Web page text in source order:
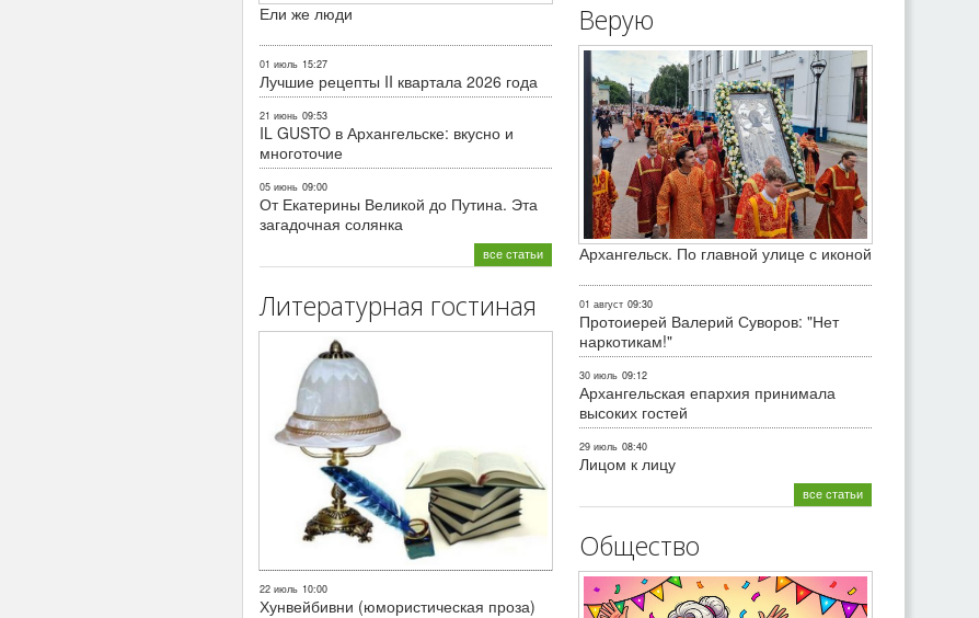
Ели же люди
01 июль 15:27
Лучшие рецепты II квартала 2026 года
21 июнь 09:53
IL GUSTO в Архангельске: вкусно и
многоточие
05 июнь 09:00
От Екатерины Великой до Путина. Эта
загадочная солянка
все статьи
Литературная гостиная
22 июль 10:00
Хунвейбивни (юмористическая проза)
Верую
Архангельск. По главной улице с иконой
01 август 09:30
Протоиерей Валерий Суворов: "Нет
наркотикам!"
30 июль 09:12
Архангельская епархия принимала
высоких гостей
29 июль 08:40
Лицом к лицу
все статьи
Общество